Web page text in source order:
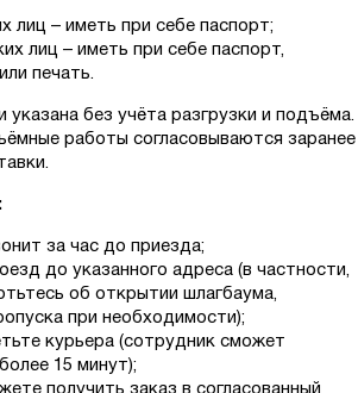
лиц – иметь при себе паспорт;
лиц – иметь при себе паспорт,
печать.
без учёта разгрузки и подъёма.
работы согласовываются заранее
за час до приезда;
до указанного адреса (в частности,
об открытии шлагбаума,
при необходимости);
курьера (сотрудник сможет
15 минут);
получить заказ в согласованный